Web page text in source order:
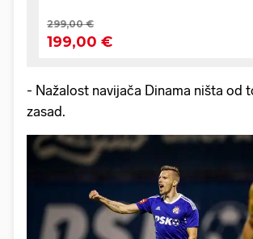
- Nažalost navijača Dinama ništa od
zasad.